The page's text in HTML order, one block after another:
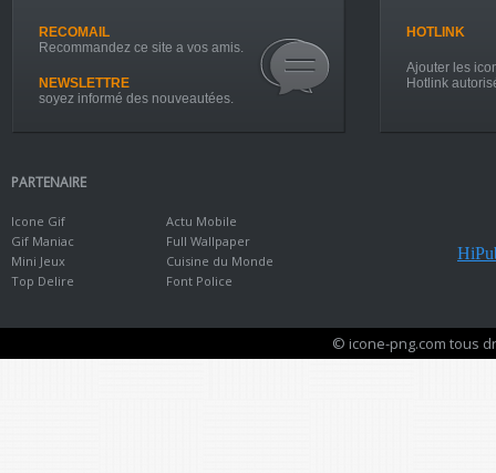
RECOMAIL
Recommandez ce site a vos amis.
NEWSLETTRE
soyez informé des nouveautées.
HOTLINK
Ajouter les
Hotlink
PARTENAIRE
Icone Gif
Gif Maniac
Mini Jeux
Top Delire
Actu Mobile
Full Wallpaper
Cuisine du Monde
Font Police
© icone-png.com tous